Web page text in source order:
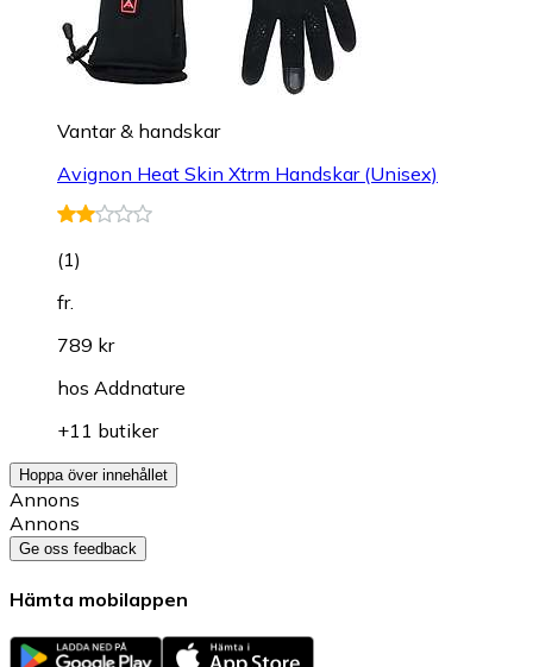
Vantar & handskar
Avignon Heat Skin Xtrm Handskar (Unisex)
(1)
fr.
789 kr
hos Addnature
+11 butiker
Hoppa över innehållet
Annons
Annons
Ge oss feedback
Hämta mobilappen